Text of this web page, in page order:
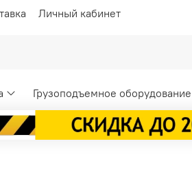
Личный кабинет
Грузоподъемное оборудование